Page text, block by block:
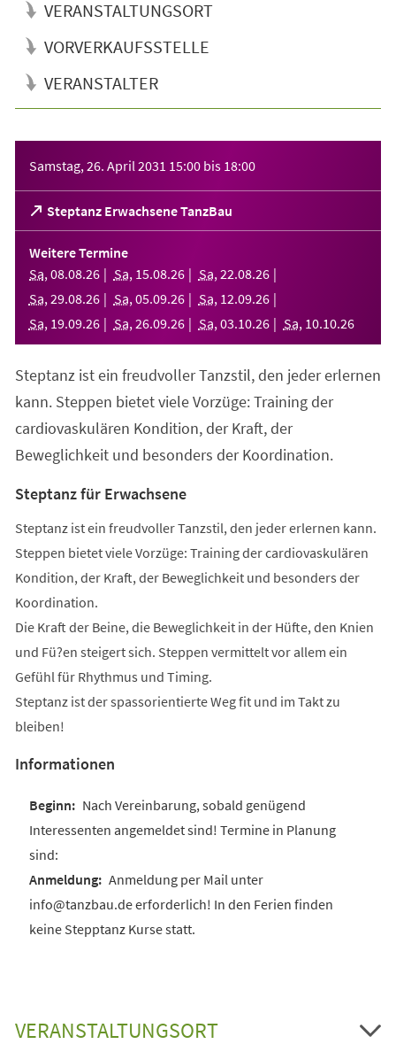
VERANSTALTUNGSORT
VORVERKAUFSSTELLE
VERANSTALTER
Samstag, 26. April 2031 15:00 bis 18:00
Steptanz Erwachsene TanzBau
(Öffnet
in
einem
neuen
Tab)
Weitere Termine
Sa, 08.08.26 Sa, 15.08.26 Sa, 22.08.26
Sa, 29.08.26 Sa, 05.09.26 Sa, 12.09.26
Sa, 19.09.26 Sa, 26.09.26 Sa, 03.10.26 Sa, 10.10.26
Steptanz ist ein freudvoller Tanzstil, den jeder erlernen
kann. Steppen bietet viele Vorzüge: Training der
cardiovaskulären Kondition, der Kraft, der
Beweglichkeit und besonders der Koordination.
Steptanz für Erwachsene
Steptanz ist ein freudvoller Tanzstil, den jeder erlernen kann.
Steppen bietet viele Vorzüge: Training der cardiovaskulären
Kondition, der Kraft, der Beweglichkeit und besonders der
Koordination.
Die Kraft der Beine, die Beweglichkeit in der Hüfte, den Knien
und Fü?en steigert sich. Steppen vermittelt vor allem ein
Gefühl für Rhythmus und Timing.
Steptanz ist der spassorientierte Weg fit und im Takt zu
bleiben!
Informationen
Nach Vereinbarung, sobald genügend
Interessenten angemeldet sind! Termine in Planung
sind:
Anmeldung per Mail unter
info@tanzbau.de erforderlich! In den Ferien finden
keine Stepptanz Kurse statt.
VERANSTALTUNGSORT